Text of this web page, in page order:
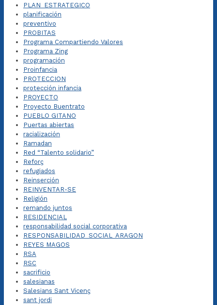
PLAN_ESTRATEGICO
planificación
preventivo
PROBITAS
Programa Compartiendo Valores
Programa Zing
programación
Proinfancia
PROTECCION
protección infancia
PROYECTO
Proyecto Buentrato
PUEBLO GITANO
Puertas abiertas
racialización
Ramadan
Red “Talento solidario”
Reforç
refugiados
Reinserción
REINVENTAR-SE
Religión
remando juntos
RESIDENCIAL
responsabilidad social corporativa
RESPONSABILIDAD_SOCIAL_ARAGON
REYES MAGOS
RSA
RSC
sacrificio
salesianas
Salesians Sant Vicenç
sant jordi